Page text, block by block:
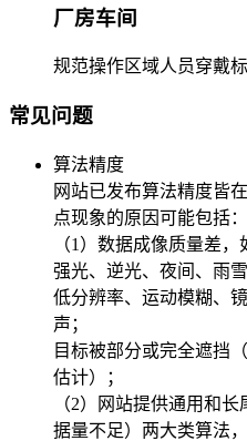
厂房车间
规范操作区域人员穿戴
常见问题
算法精度
网站已发布算法精度皆
点现象的原因可能包括：
（1）数据成像质量差，
强光、逆光、夜间、雨
低分辨率、运动模糊、
声；
目标被部分或完全遮挡
估计）；
（2）网站提供通用和
据量不足）两大类算法